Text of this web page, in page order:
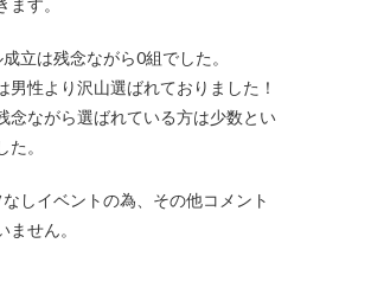
立は残念ながら0組でした。
男性より沢山選ばれておりました！
念ながら選ばれている方は少数とい
た。
しイベントの為、その他コメント
ません。